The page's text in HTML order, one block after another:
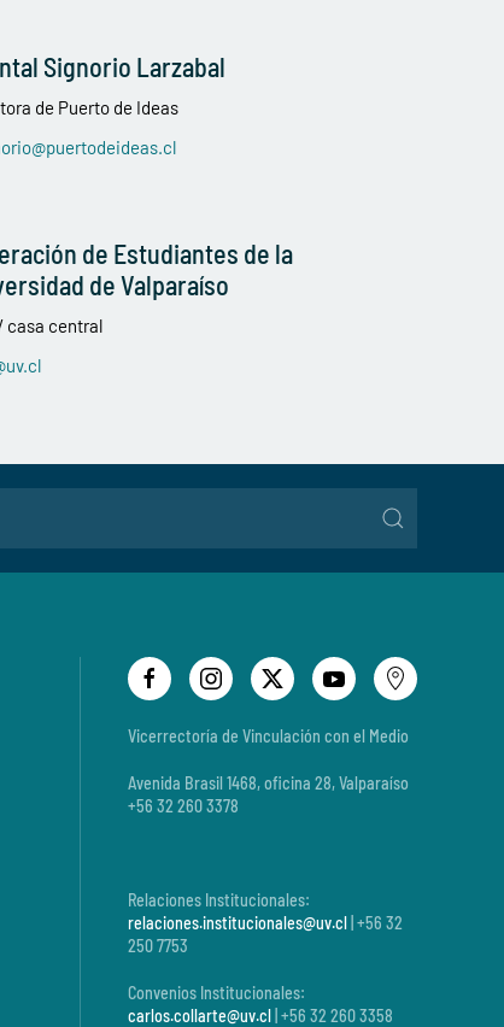
Signorio Larzabal
de Puerto de Ideas
de Estudiantes de la
de Valparaíso
casa central
Vicerrectoría de Vinculación con el Medio
Avenida Brasil 1468, oficina 28, Valparaíso
+56 32 260 3378
Relaciones Institucionales:
relaciones.institucionales@uv.cl | +56 32
250 7753
Convenios Institucionales:
carlos.collarte@uv.cl | +56 32 260 3358